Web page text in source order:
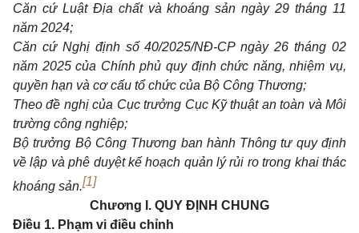
Căn cứ Luật Địa chất và khoáng sản ngày 29 tháng 11
năm 2024;
Căn cứ Nghị định số 40/2025/NĐ-CP ngày 26 tháng 02
năm 2025 của Chính phủ quy định chức năng, nhiệm vụ,
quyền hạn và cơ cấu tổchức của Bộ Công Thương;
Theo đề nghị của Cục trưởng Cục Kỹ thuật an toàn và Môi
trường công nghiệp;
Bộ trưởng Bộ Công Thương ban hành Thông tư quy định
về lập và phê duyệt kế hoạch quản lý rủi ro trong khai thác
khoáng sản.[1]
Chương I. QUY ĐỊNH CHUNG
Điều 1. Phạm vi điều chỉnh